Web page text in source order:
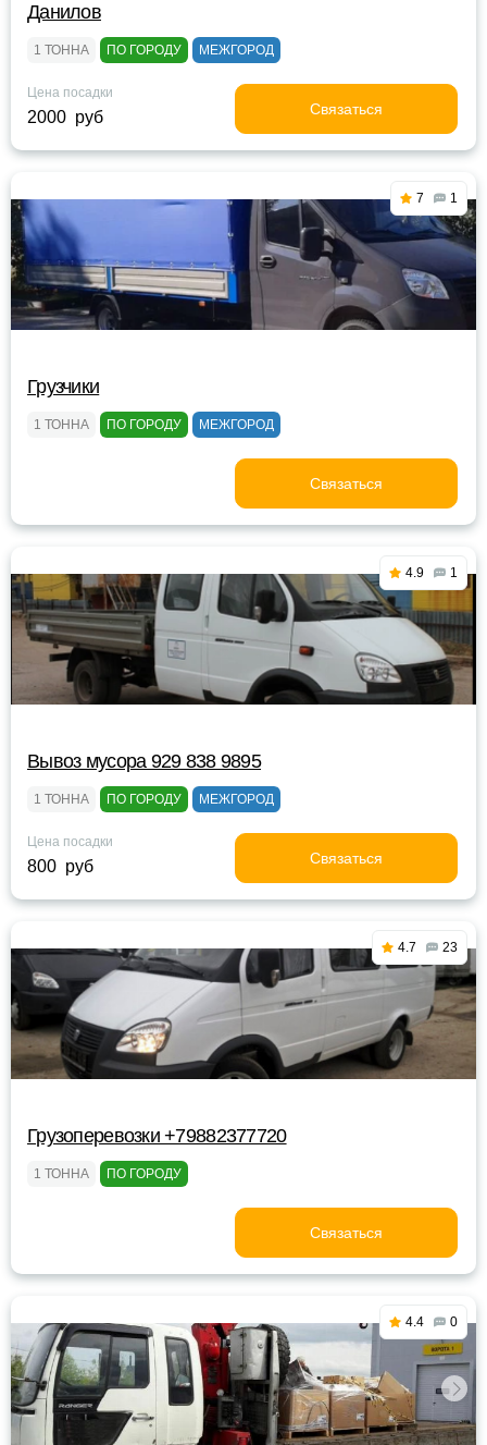
Данилов
1 ТОННА ПО ГОРОДУ МЕЖГОРОД
Цена посадки
2000 руб Связаться
7 1
Грузчики
1 ТОННА ПО ГОРОДУ МЕЖГОРОД
Связаться
4.9 1
Вывоз мусора 929 838 9895
1 ТОННА ПО ГОРОДУ МЕЖГОРОД
Цена посадки
800 руб Связаться
4.7 23
Грузоперевозки +79882377720
1 ТОННА ПО ГОРОДУ
Связаться
4.4 0